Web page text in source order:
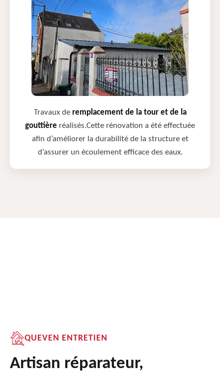
Travaux de remplacement de la tour et de la
gouttière réalisés.Cette rénovation a été effectuée
afin d’améliorer la durabilité de la structure et
d’assurer un écoulement efficace des eaux.
QUEVEN ENTRETIEN
Artisan réparateur,